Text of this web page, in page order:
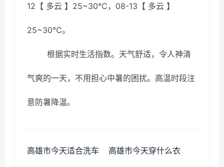
12【 多云 】25~30℃，08-13【 多云 】
25~30℃。
根据实时生活指数。天气舒适，令人神清
气爽的一天，不用担心中暑的困扰。高温时段注
意防暑降温。
高雄市今天适合洗车 高雄市今天穿什么衣